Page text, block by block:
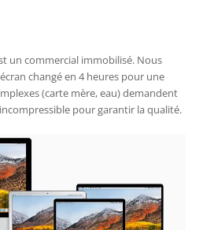
un commercial immobilisé. Nous
changé en 4 heures pour une
(carte mère, eau) demandent
pour garantir la qualité.